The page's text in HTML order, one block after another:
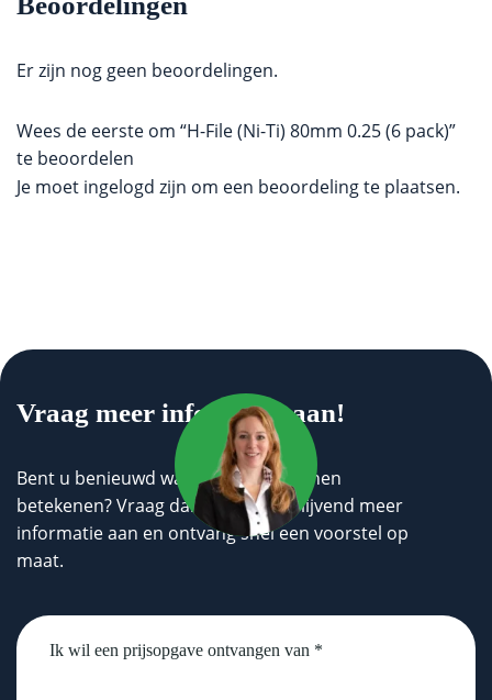
Er zijn nog geen beoordelingen.
Wees de eerste om “H-File (Ni-Ti) 80mm 0.25 (6 pack)”
te beoordelen
Je moet ingelogd zijn om een beoordeling te plaatsen.
Vraag meer informatie aan!
Bent u benieuwd wat wij voor u kunnen
betekenen? Vraag dan geheel vrijblijvend meer
informatie aan en ontvang snel een voorstel op
maat.
Untitled